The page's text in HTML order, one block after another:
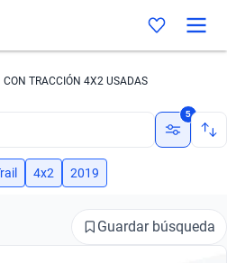
TRACCIÓN 4X2 USADAS
5
4x2 2019
Guardar búsqueda